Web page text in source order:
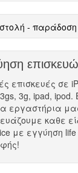
- παράδοση
επισκευές σε
3g, ipad,
εργαστήρια
καθε
με εγγύηση